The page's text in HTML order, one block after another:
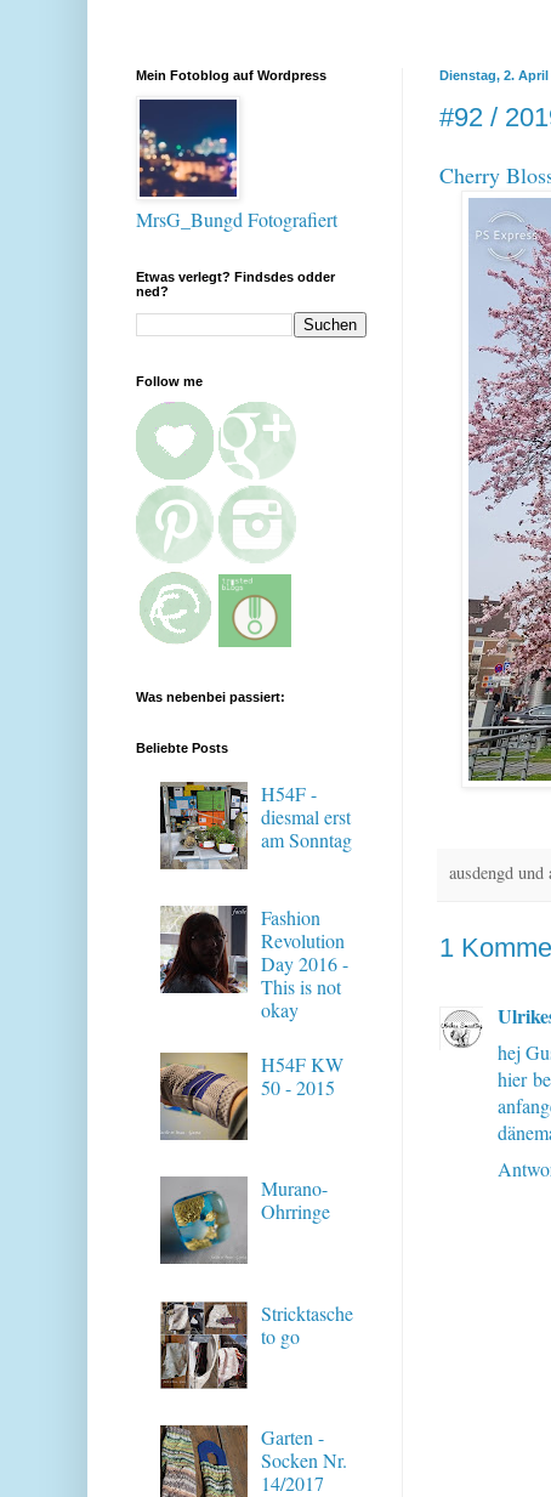
Dienstag, 2. April
#92 /
Cherry
ausdengd
1
hej
hier
Mein Fotoblog auf Wordpress
MrsG_Bungd Fotografiert
Etwas verlegt? Findsdes odder
ned?
Follow me
Was nebenbei passiert:
Beliebte Posts
H54F -
diesmal erst
am Sonntag
Fashion
Revolution
Day 2016 -
This is not
okay
H54F KW
50 - 2015
Murano-
Ohrringe
Stricktasche
to go
Garten -
Socken Nr.
14/2017